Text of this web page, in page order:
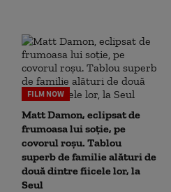
FILM NOW
Matt Damon, eclipsat de
frumoasa lui soție, pe
covorul roșu. Tablou
superb de familie alături de
două dintre fiicele lor, la
Seul